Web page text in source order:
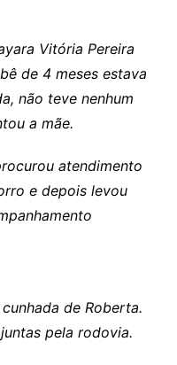
Vitória Pereira
de 4 meses estava
não teve nenhum
a mãe.
atendimento
e depois levou
de Roberta.
pela rodovia.